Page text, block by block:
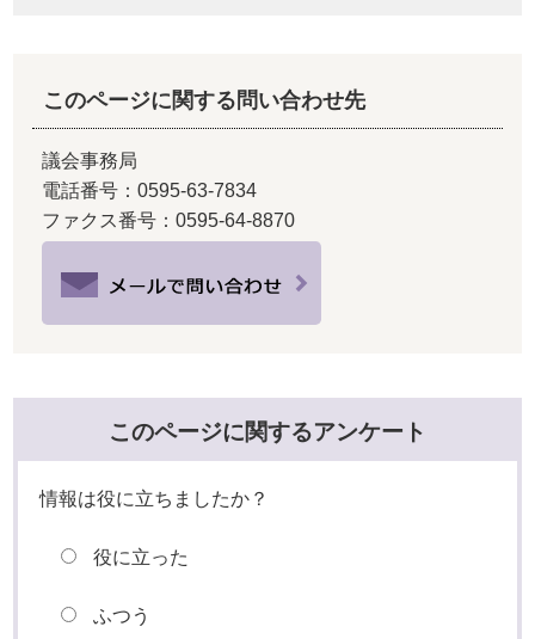
このページに関する問い合わせ先
議会事務局
電話番号：0595-63-7834
ファクス番号：0595-64-8870
このページに関するアンケート
情報は役に立ちましたか？
役に立った
ふつう